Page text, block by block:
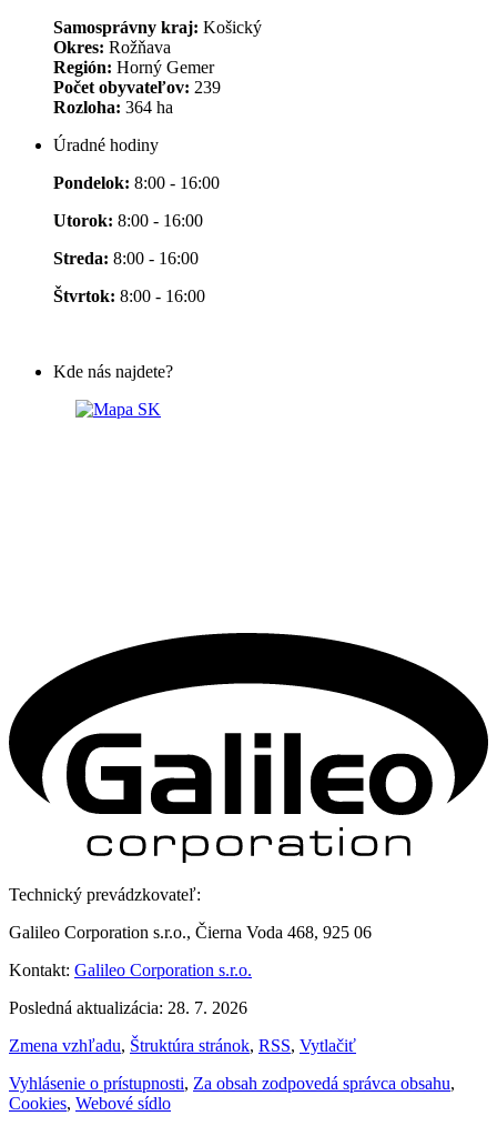
Samosprávny kraj: Košický
Okres: Rožňava
Región: Horný Gemer
Počet obyvateľov: 239
Rozloha: 364 ha
Úradné hodiny
Pondelok: 8:00 - 16:00
Utorok: 8:00 - 16:00
Streda: 8:00 - 16:00
Štvrtok: 8:00 - 16:00
Kde nás najdete?
Technický prevádzkovateľ:
Galileo Corporation s.r.o., Čierna Voda 468, 925 06
Kontakt: Galileo Corporation s.r.o.
Posledná aktualizácia: 28. 7. 2026
Zmena vzhľadu, Štruktúra stránok, RSS, Vytlačiť
Vyhlásenie o prístupnosti, Za obsah zodpovedá správca obsahu,
Cookies, Webové sídlo